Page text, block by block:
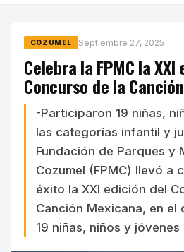
COZUMEL Septiembre 27, 2025
Celebra la FPMC la
Concurso de la
-Participaron 19 niñas,
las categorías infantil y
Fundación de Parques y
Cozumel (FPMC) llevó a
éxito la XXI edición del
Canción Mexicana, en el
19 niñas, niños y